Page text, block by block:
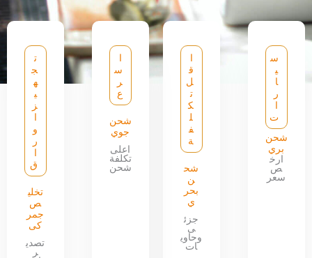
س
ي
ا
ر
ت
شحن
بري
ارخ
ص
سعر
ق
ل
ت
ك
ل
ف
ة
شح
ن
بحر
ي
جزئ
ى
وحاوي
ات
س
ر
ع
شحن
جوي
اعلى
تكلفة
شحن
ت
ج
ه
ي
ز
و
ر
ق
تخلي
ص
جمر
كى
تصدي
ر